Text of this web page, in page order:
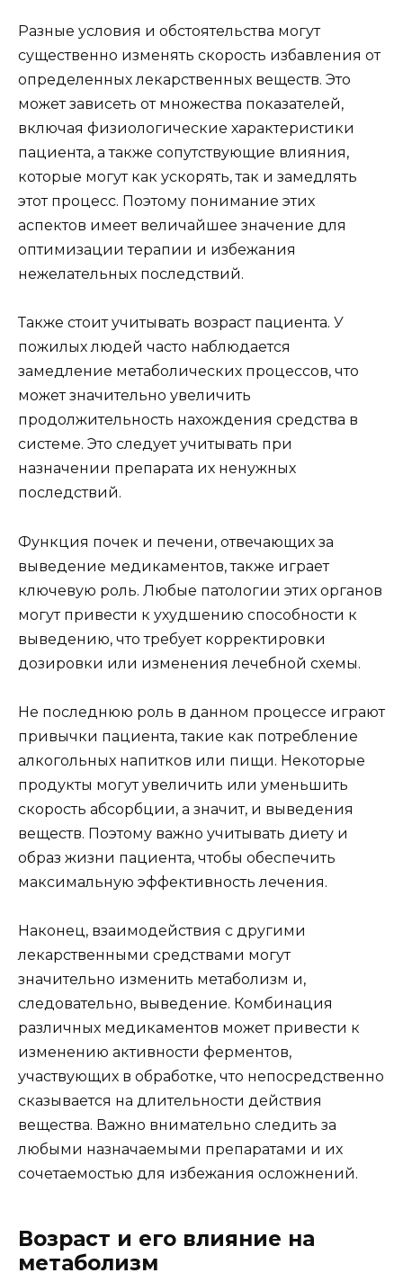
Разные условия и обстоятельства могут
существенно изменять скорость избавления от
определенных лекарственных веществ. Это
может зависеть от множества показателей,
включая физиологические характеристики
пациента, а также сопутствующие влияния,
которые могут как ускорять, так и замедлять
этот процесс. Поэтому понимание этих
аспектов имеет величайшее значение для
оптимизации терапии и избежания
нежелательных последствий.
Также стоит учитывать возраст пациента. У
пожилых людей часто наблюдается
замедление метаболических процессов, что
может значительно увеличить
продолжительность нахождения средства в
системе. Это следует учитывать при
назначении препарата их ненужных
последствий.
Функция почек и печени, отвечающих за
выведение медикаментов, также играет
ключевую роль. Любые патологии этих органов
могут привести к ухудшению способности к
выведению, что требует корректировки
дозировки или изменения лечебной схемы.
Не последнюю роль в данном процессе играют
привычки пациента, такие как потребление
алкогольных напитков или пищи. Некоторые
продукты могут увеличить или уменьшить
скорость абсорбции, а значит, и выведения
веществ. Поэтому важно учитывать диету и
образ жизни пациента, чтобы обеспечить
максимальную эффективность лечения.
Наконец, взаимодействия с другими
лекарственными средствами могут
значительно изменить метаболизм и,
следовательно, выведение. Комбинация
различных медикаментов может привести к
изменению активности ферментов,
участвующих в обработке, что непосредственно
сказывается на длительности действия
вещества. Важно внимательно следить за
любыми назначаемыми препаратами и их
сочетаемостью для избежания осложнений.
Возраст и его влияние на
метаболизм